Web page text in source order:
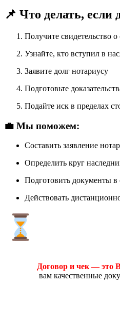
📌 Что делать,
Получите свидетельство о
Узнайте, кто вступил в
Заявите долг нотариусу
Подготовьте
Подайте иск в пределах
💼 Мы поможем:
Составить заявление
Определить круг
Подготовить документы в
Действовать
Договор и чек — это
вам качественные